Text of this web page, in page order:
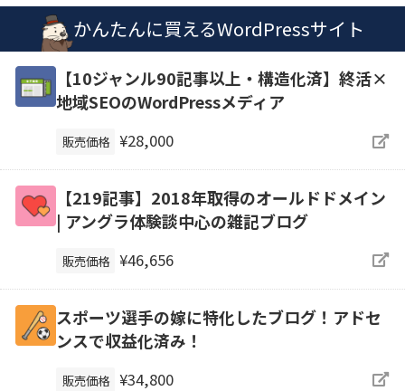
かんたんに買えるWordPressサイト
【10ジャンル90記事以上・構造化済】終活×
地域SEOのWordPressメディア
販売価格 ¥28,000
【219記事】2018年取得のオールドドメイン
| アングラ体験談中心の雑記ブログ
販売価格 ¥46,656
スポーツ選手の嫁に特化したブログ！アドセ
ンスで収益化済み！
販売価格 ¥34,800